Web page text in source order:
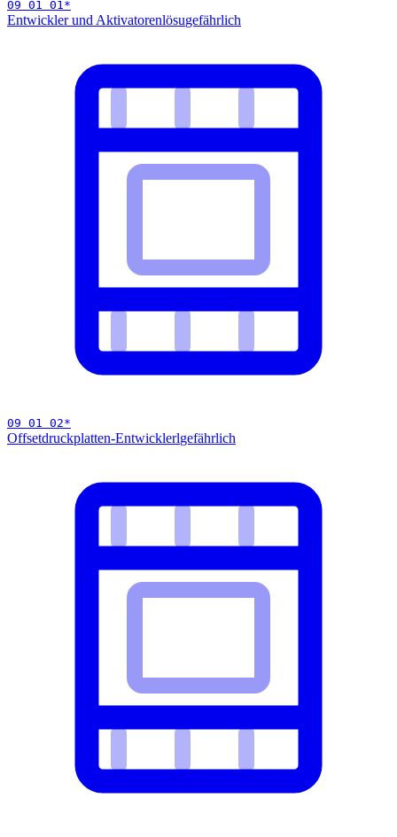
09 01 01*
Entwickler und Aktivatorenlösugefährlich
09 01 02*
Offsetdruckplatten-Entwicklerlgefährlich